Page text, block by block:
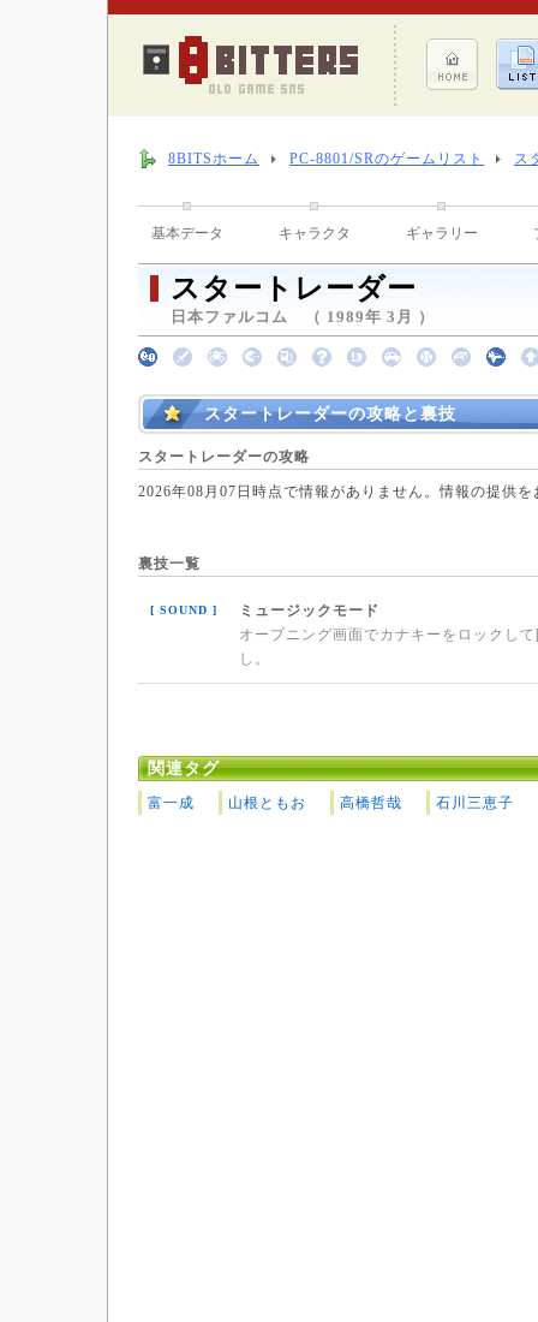
8BITSホーム PC-8801/SRのゲームリスト ス
基本データ キャラクタ ギャラリー
スタートレーダー
日本ファルコム （ 1989年 3月 ）
スタートレーダーの攻略と裏技
スタートレーダーの攻略
2026年08月07日時点で情報がありません。情報の提供
裏技一覧
[ SOUND ]
ミュージックモード
オープニング画面でカナキーをロック
し。
関連タグ
富一成 山根ともお 高橋哲哉 石川三恵子